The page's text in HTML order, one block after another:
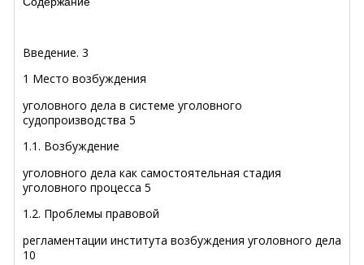
Введение. 3
1 Место возбуждения
уголовного дела в системе уголовного
судопроизводства 5
1.1. Возбуждение
уголовного дела как самостоятельная стадия
уголовного процесса 5
1.2. Проблемы правовой
регламентации института возбуждения уголовного дела
10